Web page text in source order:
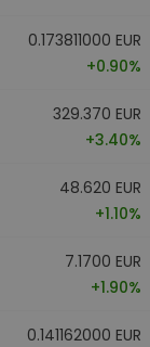
0.173811000 EUR
+0.90%
329.370 EUR
+3.40%
48.620 EUR
+1.10%
7.1700 EUR
+1.90%
0.141162000 EUR